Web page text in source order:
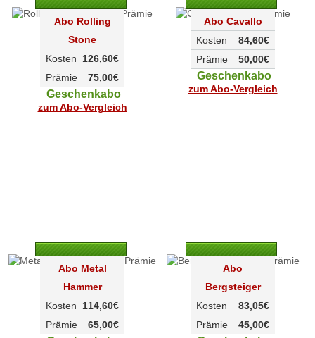
Abo Rolling
Stone
126,60€
Kosten
75,00€
Prämie
Geschenkabo
zum Abo-Vergleich
Abo Cavallo
84,60€
Kosten
50,00€
Prämie
Geschenkabo
zum Abo-Vergleich
Abo Metal
Hammer
114,60€
Kosten
65,00€
Prämie
Abo
Bergsteiger
83,05€
Kosten
45,00€
Prämie